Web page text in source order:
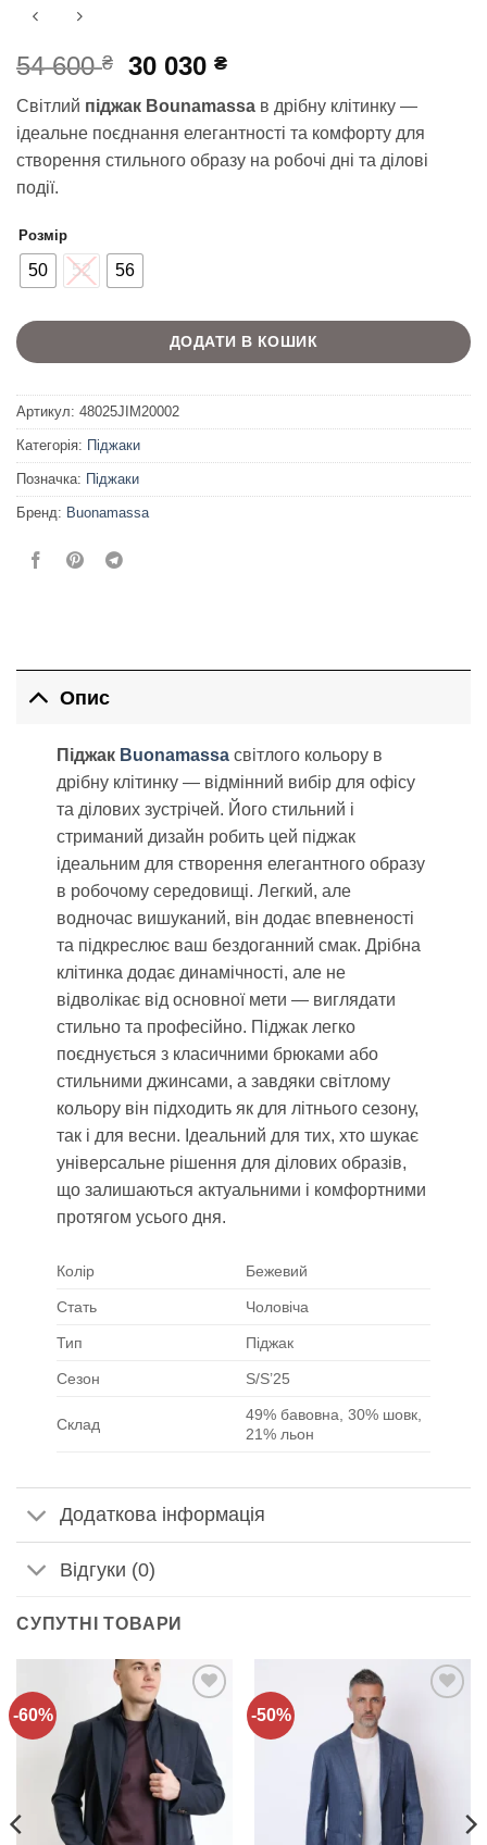
54 600₴
Оригінальна
ціна:
54
600 ₴.
30 030₴Поточна
30
030 ₴.
Світлий піджак Bounamassa в дрібну клітинку —
ідеальне поєднання елегантності та комфорту для
створення стильного образу на робочі дні та ділові
події.
Розмір
50 52 56
ДОДАТИ В КОШИК
Артикул: 48025JIM20002
Категорія: Піджаки
Позначка: Піджаки
Бренд: Buonamassa
Опис
Піджак Buonamassaсвітлого кольору в
дрібну клітинку — відмінний вибір для офісу
та ділових зустрічей. Його стильний і
стриманий дизайн робить цей піджак
ідеальним для створення елегантного образу
в робочому середовищі. Легкий, але
водночас вишуканий, він додає впевненості
та підкреслює ваш бездоганний смак. Дрібна
клітинка додає динамічності, але не
відволікає від основної мети — виглядати
стильно та професійно. Піджак легко
поєднується з класичними брюками або
стильними джинсами, а завдяки світлому
кольору він підходить як для літнього сезону,
так і для весни. Ідеальний для тих, хто шукає
універсальне рішення для ділових образів,
що залишаються актуальними і комфортними
протягом усього дня.
Колір Бежевий
Стать Чоловіча
Тип Піджак
Сезон S/S’25
Склад
49% бавовна, 30% шовк,
21% льон
Додаткова інформація
Відгуки (0)
СУПУТНІ ТОВАРИ
-60%
Додати
до
списку
бажань!
-50%
бажань!